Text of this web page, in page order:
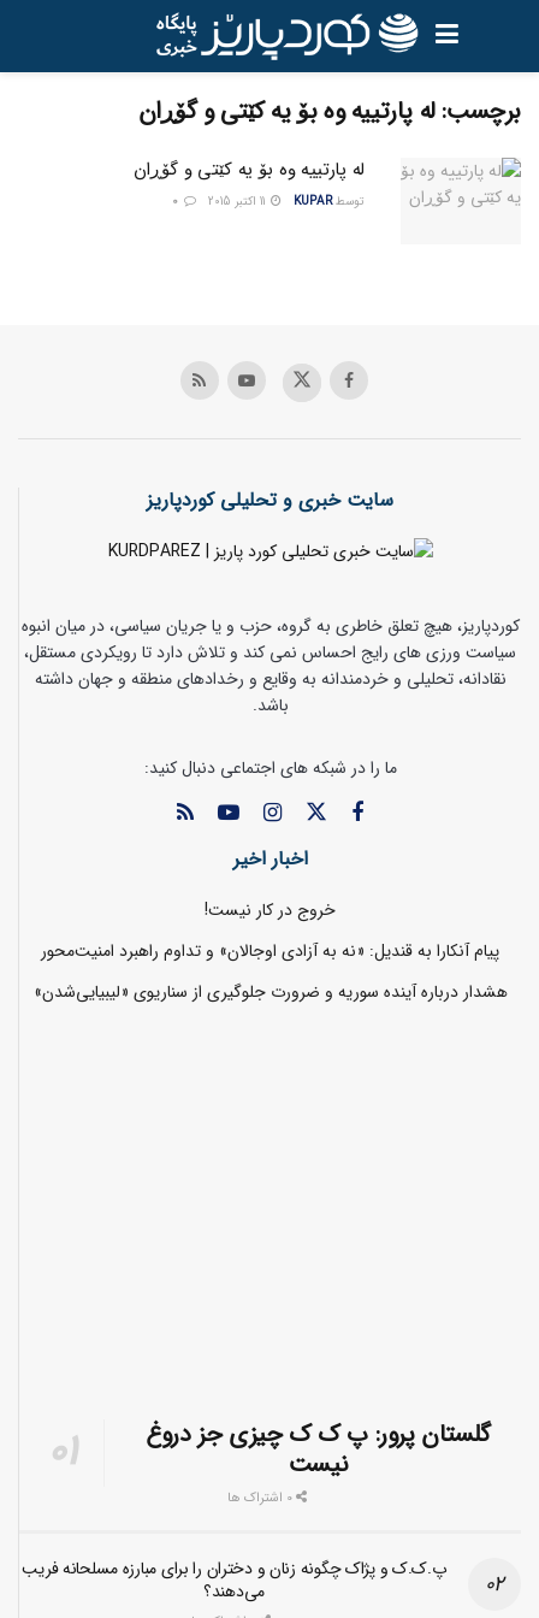
برچسب:له پارتييه وه بۆ يه کێتي و گۆڕان
له پارتییه وه بۆ یه کێتی و گۆڕان
توسط KUPAR
سایت خبری و تحلیلی کوردپاریز
کوردپاریز، هیچ تعلق خاطری به گروه، حزب و یا جریان سیاسی، در میان انبوه
سیاست ورزی های رایج احساس نمی کند و تلاش دارد تا رویکردی مستقل،
نقادانه، تحلیلی و خردمندانه به وقایع و رخدادهای منطقه و جهان داشته
باشد.
ما را در شبکه های اجتماعی دنبال کنید:
اخبار اخیر
خروج در کار نیست!
پیام آنکارا به قندیل: «نه به آزادی اوجالان» و تداوم راهبرد امنیت‌محور
هشدار درباره آینده سوریه و ضرورت جلوگیری از سناریوی «لیبیایی‌شدن»
گلستان پرور: پ ک ک چیزی جز دروغ
نیست
پ.ک.ک و پژاک چگونه زنان و دختران را برای مبارزه مسلحانه فریب
می‌دهند؟